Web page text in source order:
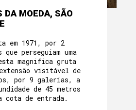
DA MOEDA, SÃO
em 1971, por 2
que perseguiam uma
magnifica gruta
extensão visitável de
por 9 galerias, a
de 45 metros
cota de entrada.